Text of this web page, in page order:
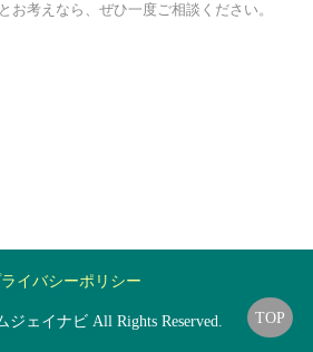
お考えなら、ぜひ一度ご相談ください。
イバシーポリシー
ェイナビ All Rights Reserved. TOP